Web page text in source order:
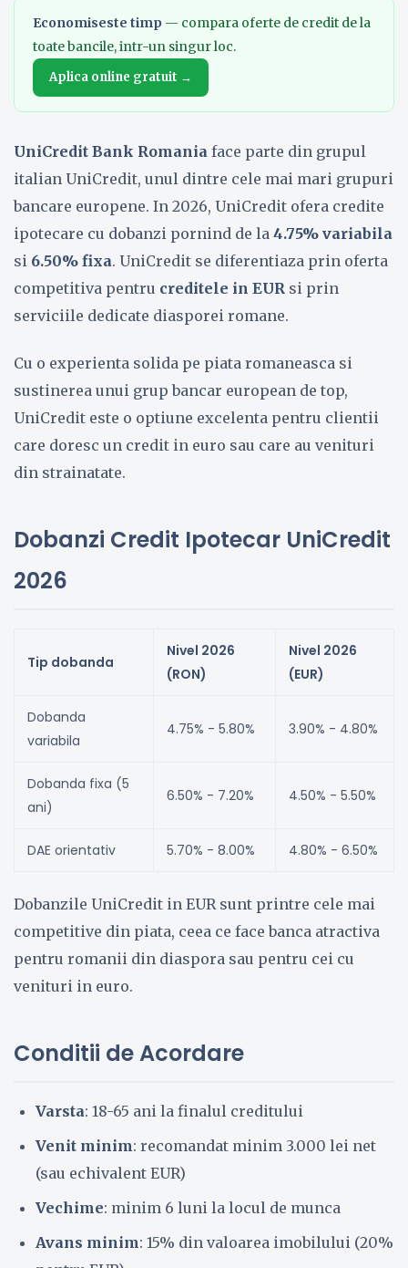
Economiseste timp — compara oferte de credit de la
toate bancile, intr-un singur loc.
Aplica online gratuit →
UniCredit Bank Romania face parte din grupul
italian UniCredit, unul dintre cele mai mari grupuri
bancare europene. In 2026, UniCredit ofera credite
ipotecare cu dobanzi pornind de la 4.75% variabila
si 6.50% fixa. UniCredit se diferentiaza prin oferta
competitiva pentru creditele in EUR si prin
serviciile dedicate diasporei romane.
Cu o experienta solida pe piata romaneasca si
sustinerea unui grup bancar european de top,
UniCredit este o optiune excelenta pentru clientii
care doresc un credit in euro sau care au venituri
din strainatate.
Dobanzi Credit Ipotecar UniCredit
2026
Tip dobanda
Nivel 2026
(RON)
Nivel 2026
(EUR)
Dobanda
variabila
4.75% - 5.80% 3.90% - 4.80%
Dobanda fixa (5
ani)
6.50% - 7.20% 4.50% - 5.50%
DAE orientativ 5.70% - 8.00% 4.80% - 6.50%
Dobanzile UniCredit in EUR sunt printre cele mai
competitive din piata, ceea ce face banca atractiva
pentru romanii din diaspora sau pentru cei cu
venituri in euro.
Conditii de Acordare
Varsta: 18-65 ani la finalul creditului
Venit minim: recomandat minim 3.000 lei net
(sau echivalent EUR)
Vechime: minim 6 luni la locul de munca
Avans minim: 15% din valoarea imobilului (20%